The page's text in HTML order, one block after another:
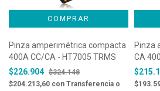
Pinza amperimétrica compacta
400A CC/CA - HT7005 TRMS
$226.904 $324.148
$204.213,60 con Transferencia o
Pinza
CA